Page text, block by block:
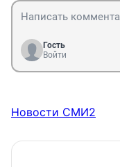
Гость
Войти
Новости СМИ2